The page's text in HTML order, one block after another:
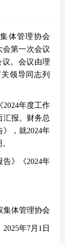
体管理协会
会第一次会议
。会议由理
领导同志列
2024年度工作
汇报。财务总
》，就2024年
告》《2024年
集体管理协会
2025年7月1日